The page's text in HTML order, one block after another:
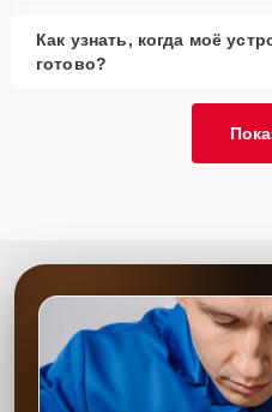
Как узнать, когда моё
готово?